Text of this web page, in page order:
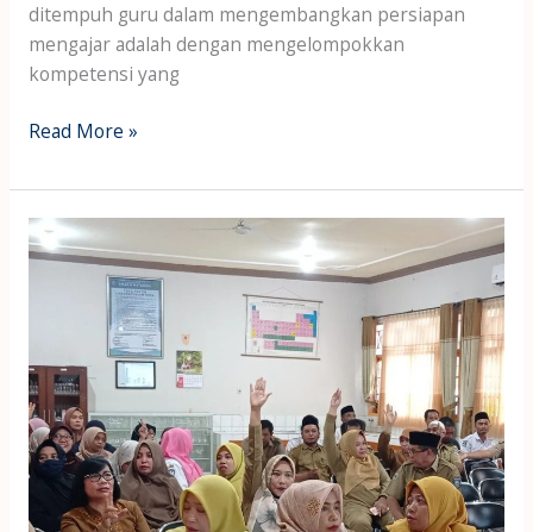
ditempuh guru dalam mengembangkan persiapan
mengajar adalah dengan mengelompokkan
kompetensi yang
Read More »
Sifat
yang
seorang
pendidik